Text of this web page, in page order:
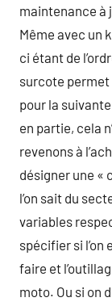
maintenance à
Même avec un
ci étant de
surcote permet
pour la
en partie, cela
revenons à
désigner une «
l’on sait du
variables
spécifier si l’on
faire et
moto. Ou si on